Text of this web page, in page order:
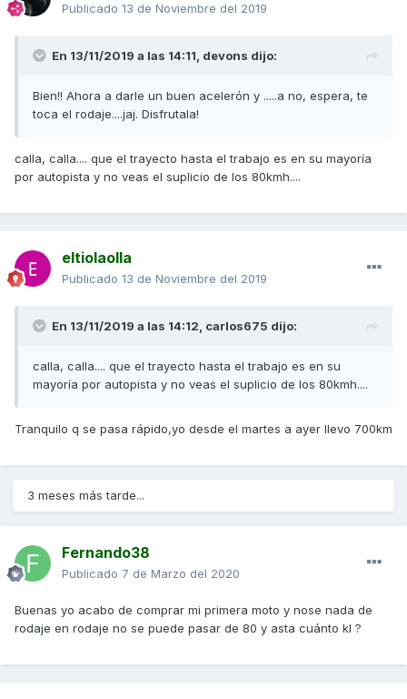
Publicado 13 de Noviembre del 2019
En 13/11/2019 a las 14:11, devons dijo:
Bien!! Ahora a darle un buen acelerón y .....a no, espera, te
toca el rodaje....jaj. Disfrutala!
calla, calla.... que el trayecto hasta el trabajo es en su mayoría
por autopista y no veas el suplicio de los 80kmh....
eltiolaolla
Publicado 13 de Noviembre del 2019
En 13/11/2019 a las 14:12, carlos675 dijo:
calla, calla.... que el trayecto hasta el trabajo es en su
mayoría por autopista y no veas el suplicio de los 80kmh....
Tranquilo q se pasa rápido,yo desde el martes a ayer llevo 700km
3 meses más tarde...
Fernando38
Publicado 7 de Marzo del 2020
Buenas yo acabo de comprar mi primera moto y nose nada de
rodaje en rodaje no se puede pasar de 80 y asta cuánto kl ?